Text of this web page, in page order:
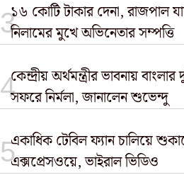
১৬ কোটি টাকার দেনা, রাজপাল
নিলামের মুখে অভিনেতার সম্পত্তি
কেন্দ্রীয় অর্থমন্ত্রীর ভাবনায়
সফরে নির্মলা, জানালেন শুভেন্দু
একাধিক টেবিল ফ্যান চালিয়ে
এক্সপ্রেসওয়ে, ভাইরাল ভিডিও